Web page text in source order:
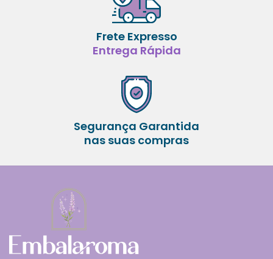
Frete Expresso
Entrega Rápida
Segurança Garantida
nas suas compras